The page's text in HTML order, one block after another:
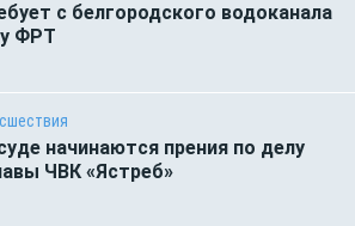
с белгородского водоканала
ФРТ
начинаются прения по делу
ЧВК «Ястреб»